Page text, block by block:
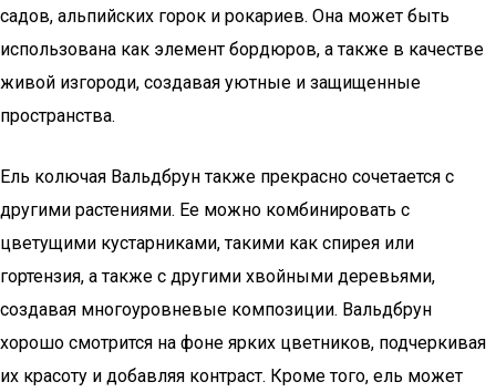
садов, альпийских горок и рокариев. Она может быть
использована как элемент бордюров, а также в качестве
живой изгороди, создавая уютные и защищенные
пространства.
Ель колючая Вальдбрун также прекрасно сочетается с
другими растениями. Ее можно комбинировать с
цветущими кустарниками, такими как спирея или
гортензия, а также с другими хвойными деревьями,
создавая многоуровневые композиции. Вальдбрун
хорошо смотрится на фоне ярких цветников, подчеркивая
их красоту и добавляя контраст. Кроме того, ель может